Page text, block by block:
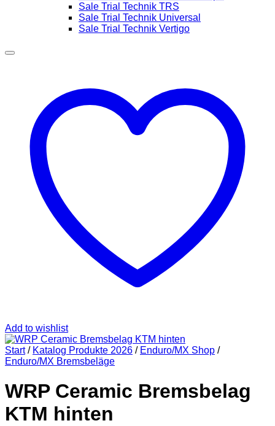
Sale Trial Technik TRS
Sale Trial Technik Universal
Sale Trial Technik Vertigo
Add to wishlist
Start / Katalog Produkte 2026 / Enduro/MX Shop /
Enduro/MX Bremsbeläge
WRP Ceramic Bremsbelag
KTM hinten